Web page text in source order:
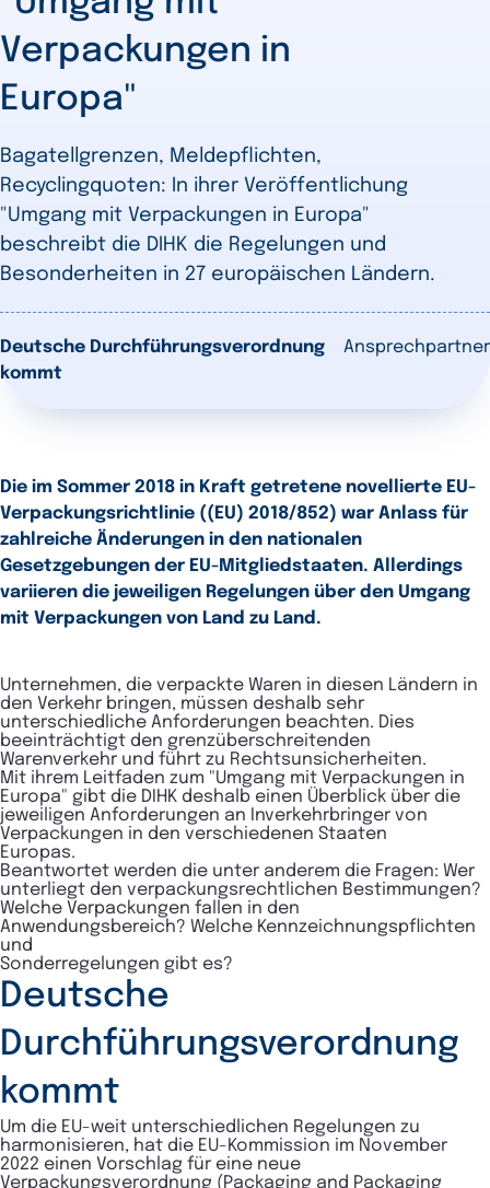
Verpackungen in
Europa"
Bagatellgrenzen, Meldepflichten,
Recyclingquoten: In ihrer Veröffentlichung
"Umgang mit Verpackungen in Europa"
beschreibt die DIHK die Regelungen und
Besonderheiten in 27 europäischen Ländern.
Deutsche Durchführungsverordnung
kommt
Ansprechpartner
Die im Sommer 2018 in Kraft getretene novellierte EU-
Verpackungsrichtlinie ((EU) 2018/852) war Anlass für
zahlreiche Änderungen in den nationalen
Gesetzgebungen der EU-Mitgliedstaaten. Allerdings
variieren die jeweiligen Regelungen über den Umgang
mit Verpackungen von Land zu Land.
Unternehmen, die verpackte Waren in diesen Ländern in
den Verkehr bringen, müssen deshalb sehr
unterschiedliche Anforderungen beachten. Dies
beeinträchtigt den grenzüberschreitenden
Warenverkehr und führt zu Rechtsunsicherheiten.
Mit ihrem Leitfaden zum "Umgang mit Verpackungen in
Europa" gibt die DIHK deshalb einen Überblick über die
jeweiligen Anforderungen an Inverkehrbringer von
Verpackungen in den verschiedenen Staaten
Europas.
Beantwortet werden die unter anderem die Fragen: Wer
unterliegt den verpackungsrechtlichen Bestimmungen?
Welche Verpackungen fallen in den
Anwendungsbereich? Welche Kennzeichnungspflichten
und
Sonderregelungen gibt es?
Deutsche
Durchführungsverordnung
kommt
Um die EU-weit unterschiedlichen Regelungen zu
harmonisieren, hat die EU-Kommission im November
2022 einen Vorschlag für eine neue
Verpackungsverordnung (Packaging and Packaging